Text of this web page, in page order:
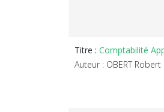
Titre : Comptabilité
Auteur : OBERT Robert